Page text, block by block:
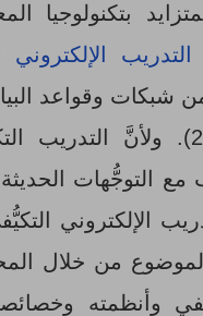
بتكنولوجيا
التدريب الإلكتروني
شبكات وقواعد
(الزهراني، 2019). ولأنَّ
مع التوجُّهات
الإلكتروني
من خلال
وأنظمته